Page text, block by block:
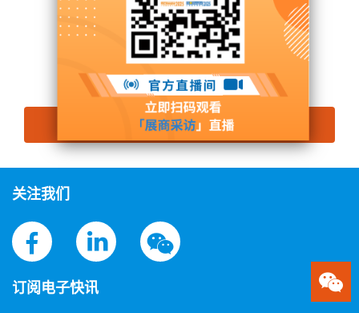
联系供应商
展会参观预登记
思源黑体预加载(勿删): SAMDAI ELECTRIC CO., LTD.
关注我们
订阅电子快讯